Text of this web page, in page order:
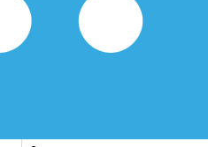
Rosenhof 1a,
Padenstedt